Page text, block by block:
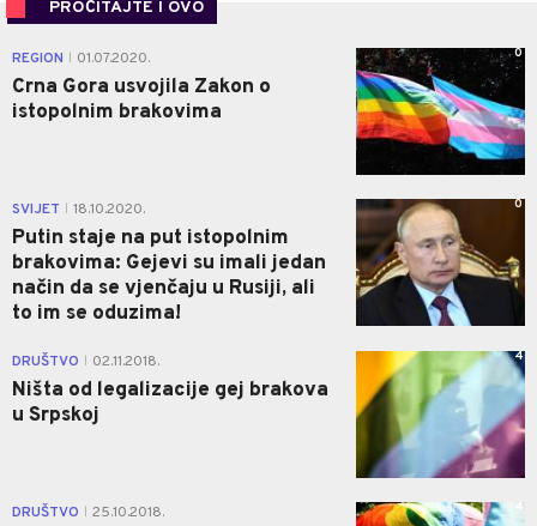
PROČITAJTE I OVO
REGION 01.07.2020.
Crna Gora usvojila Zakon o
istopolnim brakovima
0
SVIJET 18.10.2020.
Putin staje na put istopolnim
brakovima: Gejevi su imali jedan
način da se vjenčaju u Rusiji, ali
to im se oduzima!
0
DRUŠTVO 02.11.2018.
Ništa od legalizacije gej brakova
u Srpskoj
4
DRUŠTVO 25.10.2018. 4